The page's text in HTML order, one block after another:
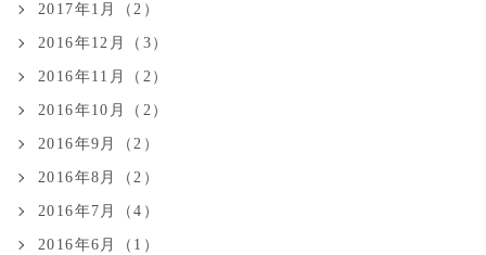
2017年1月（2）
2016年12月（3）
2016年11月（2）
2016年10月（2）
2016年9月（2）
2016年8月（2）
2016年7月（4）
2016年6月（1）